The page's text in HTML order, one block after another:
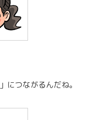
」につながるんだね。